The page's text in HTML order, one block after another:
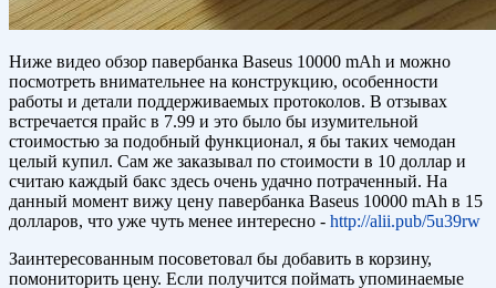
Ниже видео обзор павербанка Baseus 10000 mAh и можно
посмотреть внимательнее на конструкцию, особенности
работы и детали поддерживаемых протоколов. В отзывах
встречается прайс в 7.99 и это было бы изумительной
стоимостью за подобный функционал, я бы таких чемодан
целый купил. Сам же заказывал по стоимости в 10 доллар и
считаю каждый бакс здесь очень удачно потраченный. На
данный момент вижу цену павербанка Baseus 10000 mAh в 15
долларов, что уже чуть менее интересно - http://alii.pub/5u39rw
Заинтересованным посоветовал бы добавить в корзину,
помониторить цену. Если получится поймать упоминаемые